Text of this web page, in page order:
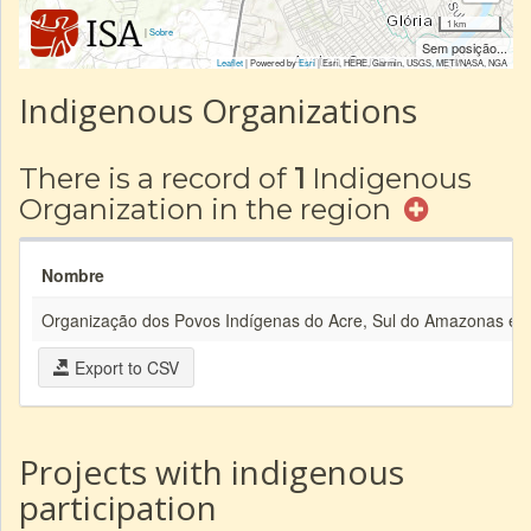
|Sobre
1 km
Sem posição...
Leaflet| Powered byEsri|Esri, HERE, Garmin, USGS, METI/NASA, NGA
Indigenous Organizations
There is a record of 1 Indigenous
Organization in the region
Nombre
Organização dos Povos Indígenas do Acre, Sul do Amazonas e
Export to CSV
Projects with indigenous
participation